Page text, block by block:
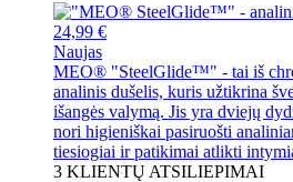
24,99 €
Naujas
MEO® "SteelGlide™" - tai iš
analinis dušelis, kuris užtikrina
išangės valymą. Jis yra dviejų
nori higieniškai pasiruošti
tiesiogiai ir patikimai atlikti
3 KLIENTŲ ATSILIEPIMAI